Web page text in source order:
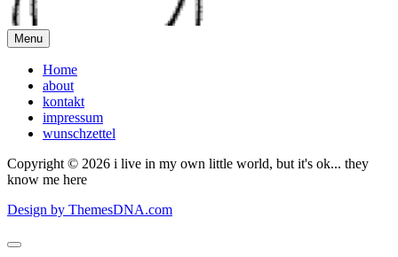
Menu
Home
about
kontakt
impressum
wunschzettel
Copyright © 2026 i live in my own little world, but it's ok... they
know me here
Design by ThemesDNA.com
Scroll